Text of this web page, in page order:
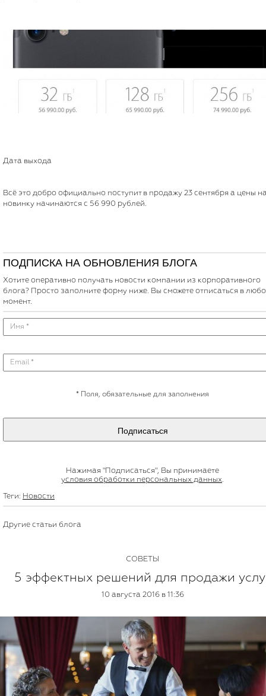
Дата выхода
Всё это добро официально поступит в продажу 23 сентября а цены
новинку начинаются с 56 990 рублей.
ПОДПИСКА НА ОБНОВЛЕНИЯ БЛОГА
Хотите оперативно получать новости компании из корпоративного
блога? Просто заполните форму ниже. Вы сможете отписаться в
момент.
* Поля, обязательные для заполнения
Подписаться
Нажимая "Подписаться", Вы принимаете
условия обработки персональных данных
Теги: Новости
Другие статьи блога
СОВЕТЫ
5 эффектных решений для продажи
10 августа 2016 в 11:36